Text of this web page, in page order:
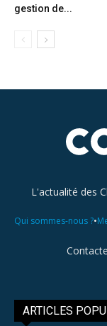
gestion de...
L'actualité des
Qui sommes-nous ?•
ARTICLES